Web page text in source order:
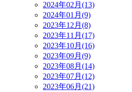
2024年02月(13)
2024年01月(9)
2023年12月(8)
2023年11月(17)
2023年10月(16)
2023年09月(9)
2023年08月(14)
2023年07月(12)
2023年06月(21)